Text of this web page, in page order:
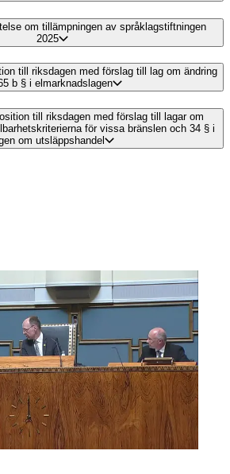
om tillämpningen av språklagstiftningen
2025
till riksdagen med förslag till lag om ändring
b § i elmarknadslagen
till riksdagen med förslag till lagar om
för vissa bränslen och 34 § i
om utsläppshandel